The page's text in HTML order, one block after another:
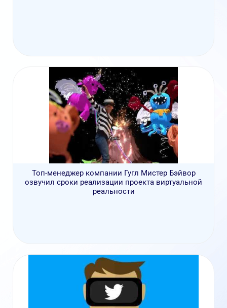
Топ-менеджер компании Гугл Мистер Бэйвор
озвучил сроки реализации проекта виртуальной
реальности